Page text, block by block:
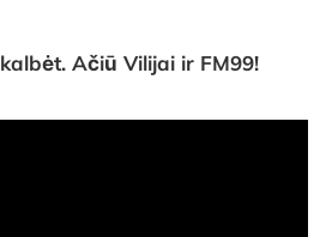
Ačiū Vilijai ir FM99!